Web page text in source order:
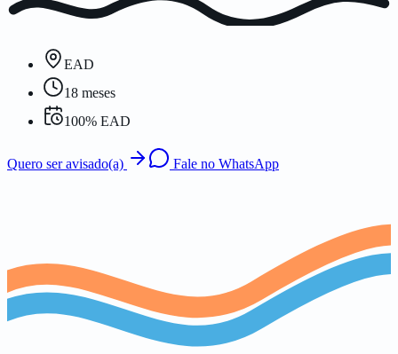
EAD
18 meses
100% EAD
Quero ser avisado(a) Fale no WhatsApp